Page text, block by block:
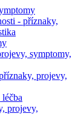
- příznaky,
symptomy,
projevy,
projevy,